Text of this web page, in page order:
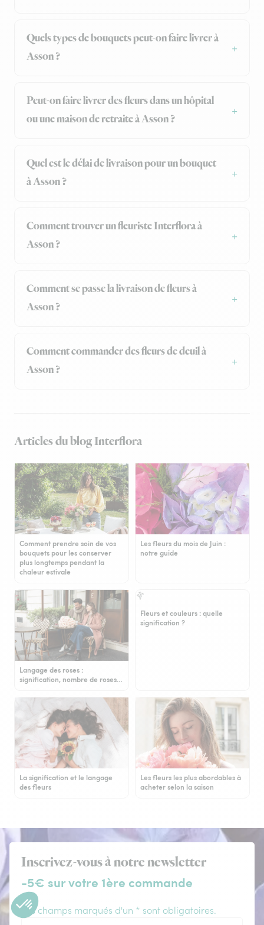
Quels types de bouquets peut-on faire livrer à
Asson ?
Peut-on faire livrer des fleurs dans un hôpital
ou une maison de retraite à Asson ?
Quel est le délai de livraison pour un bouquet
à Asson ?
Comment trouver un fleuriste Interflora à
Asson ?
Comment se passe la livraison de fleurs à
Asson ?
Comment commander des fleurs de deuil à
Asson ?
Articles du blog Interflora
Comment prendre soin de vos
bouquets pour les conserver
plus longtemps pendant la
chaleur estivale
Les fleurs du mois de Juin :
notre guide
Langage des roses :
signification, nombre de roses…
Fleurs et couleurs : quelle
signification ?
La signification et le langage
des fleurs
Les fleurs les plus abordables à
acheter selon la saison
Inscrivez-vous à notre newsletter
-5€ sur votre 1ère commande
Les champs marqués d'un * sont obligatoires.